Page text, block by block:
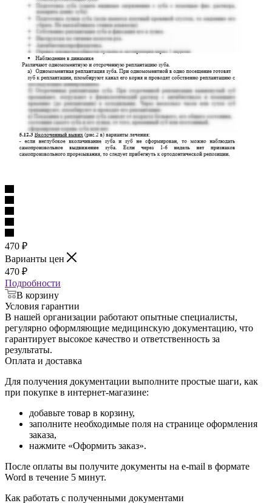
470 ₽
Варианты цен
470 ₽
Подробности
В корзину
Условия гарантии
В нашей организации работают опытные специалисты,
регулярно оформляющие медицинскую документацию, что
гарантирует высокое качество и ответственность за
результаты.
Оплата и доставка
Для получения документации выполните простые шаги, как
при покупке в интернет-магазине:
добавьте товар в корзину,
заполните необходимые поля на странице оформления
заказа,
нажмите «Оформить заказ».
После оплаты вы получите документы на e-mail в формате
Word в течение 5 минут.
Как работать с полученными документами